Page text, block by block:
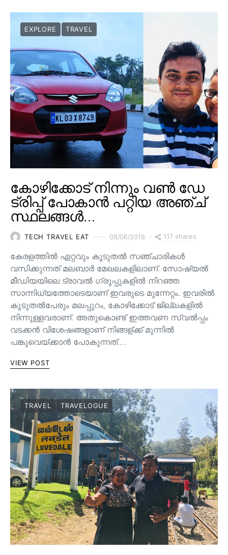
EXPLORE TRAVEL
കോഴിക്കോട് നിന്നും വൺ ഡേ
ട്രിപ്പ് പോകാൻ പറ്റിയ അഞ്ച്
സ്ഥലങ്ങൾ…
TECH TRAVEL EAT 08/06/2018 117 shares
കേരളത്തിൽ ഏറ്റവും കൂടുതൽ സഞ്ചാരികൾ
വസിക്കുന്നത് മലബാർ മേഖലകളിലാണ്. സോഷ്യൽ
മീഡിയയിലെ ട്രാവൽ ഗ്രൂപ്പുകളിൽ നിറഞ്ഞ
സാന്നിധ്യത്തോടെയാണ് ഇവരുടെ മുന്നേറ്റം. ഇവരിൽ
കൂടുതൽപേരും മലപ്പുറം, കോഴിക്കോട് ജില്ലകളിൽ
നിന്നുള്ളവരാണ്. അതുകൊണ്ട് ഇത്തവണ സ്വൽപ്പം
വടക്കൻ വിശേഷങ്ങളാണ് നിങ്ങള്ക്ക് മുന്നിൽ
പങ്കുവെയ്ക്കാൻ പോകുന്നത്.…
VIEW POST
TRAVEL TRAVELOGUE